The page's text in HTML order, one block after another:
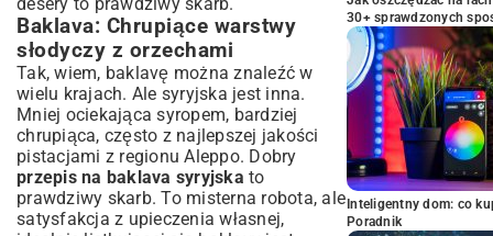
Baklava: Chrupiące warstwy
słodyczy z orzechami
Tak, wiem, baklavę można znaleźć w
wielu krajach. Ale syryjska jest inna.
Mniej ociekająca syropem, bardziej
chrupiąca, często z najlepszej jakości
pistacjami z regionu Aleppo. Dobry
przepis na baklava syryjska to
prawdziwy skarb. To misterna robota, ale
satysfakcja z upieczenia własnej,
30+ sprawdzonych
Inteligentny dom: co
Poradnik